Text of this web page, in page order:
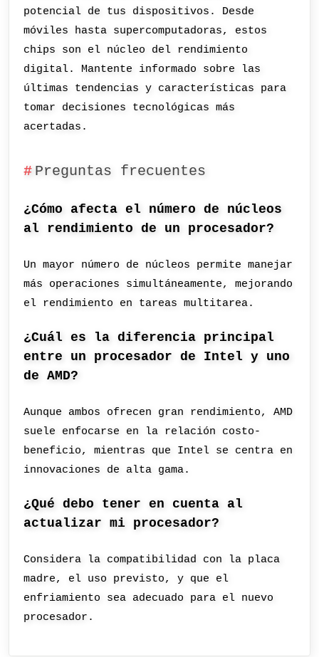
potencial de tus dispositivos. Desde
móviles hasta supercomputadoras, estos
chips son el núcleo del rendimiento
digital. Mantente informado sobre las
últimas tendencias y características para
tomar decisiones tecnológicas más
acertadas.
Preguntas frecuentes
¿Cómo afecta el número de núcleos
al rendimiento de un procesador?
Un mayor número de núcleos permite manejar
más operaciones simultáneamente, mejorando
el rendimiento en tareas multitarea.
¿Cuál es la diferencia principal
entre un procesador de Intel y uno
de AMD?
Aunque ambos ofrecen gran rendimiento, AMD
suele enfocarse en la relación costo-
beneficio, mientras que Intel se centra en
innovaciones de alta gama.
¿Qué debo tener en cuenta al
actualizar mi procesador?
Considera la compatibilidad con la placa
madre, el uso previsto, y que el
enfriamiento sea adecuado para el nuevo
procesador.